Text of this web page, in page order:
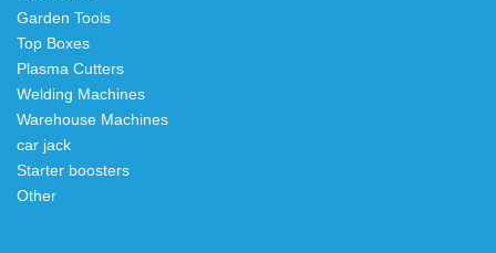
Garden Tools
Top Boxes
Plasma Cutters
Welding Machines
Warehouse Machines
car jack
Starter boosters
Other